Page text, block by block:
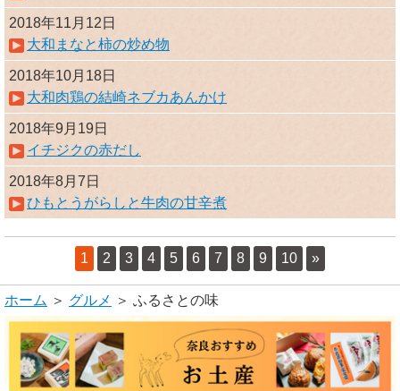
2018年11月12日
大和まなと柿の炒め物
2018年10月18日
大和肉鶏の結崎ネブカあんかけ
2018年9月19日
イチジクの赤だし
2018年8月7日
ひもとうがらしと牛肉の甘辛煮
1 2 3 4 5 6 7 8 9 10 »
ホーム ＞ グルメ ＞ ふるさとの味